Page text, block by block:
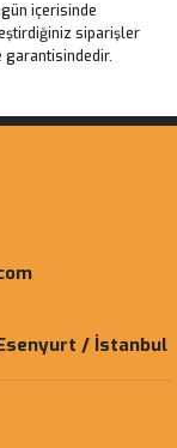
içerisinde
siparişler
garantisindedir.
Esenyurt / İstanbul